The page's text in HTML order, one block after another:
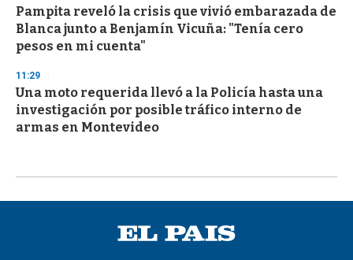
Pampita reveló la crisis que vivió embarazada de
Blanca junto a Benjamín Vicuña: "Tenía cero
pesos en mi cuenta"
11:29
Una moto requerida llevó a la Policía hasta una
investigación por posible tráfico interno de
armas en Montevideo